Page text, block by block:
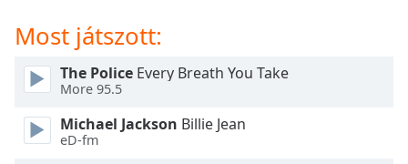
modal
window.
Beginning
Most játszott:
The Police Every Breath You Take
More 95.5
Michael Jackson Billie Jean
eD-fm